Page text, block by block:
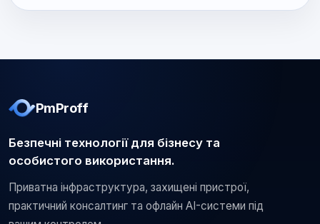
PmProff
Безпечні технології для бізнесу та
особистого використання.
Приватна інфраструктура, захищені пристрої,
практичний консалтинг та офлайн AI-системи під